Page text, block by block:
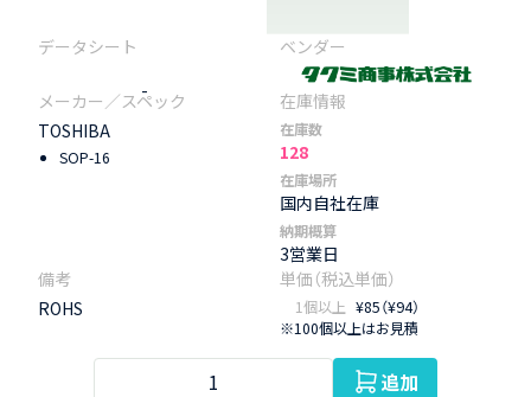
-
TOSHIBA
SOP-16
在庫数
128
在庫場所
国内自社在庫
納期概算
3営業日
ROHS 1個以上 ¥85（¥94）
※100個以上はお見積
追加